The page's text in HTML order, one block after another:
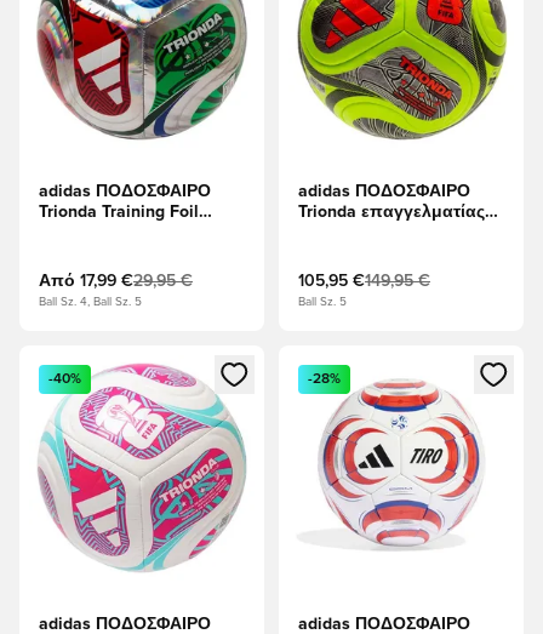
adidas ΠΟΔΟΣΦΑΙΡΟ
Trionda Training Foil
Λευκό/Βασιλικό Μπλε
Από 17,99 €29,95 €
Ball Sz. 4, Ball Sz. 5
adidas ΠΟΔΟΣΦΑΙΡΟ
Trionda επαγγελματίας
Αγωνιστική μπάλα -
Διαυγές λεμόνι/μαύρο/
105,95 €149,95 €
Ball Sz. 5
Ανοίγει ένα Modal για να συνδεθείτε ή να εγγραφείτε ως
-40%
adidas ΠΟΔΟΣΦΑΙΡΟ
Ανοίγει ένα Modal για να
-28%
adidas ΠΟΔΟΣΦΑΙΡΟ